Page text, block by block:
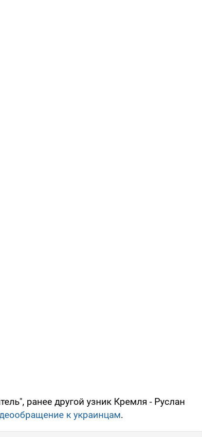
ранее другой узник Кремля - Руслан
к украинцам.